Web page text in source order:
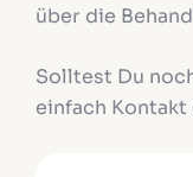
über die
Solltest Du
einfach Kontakt